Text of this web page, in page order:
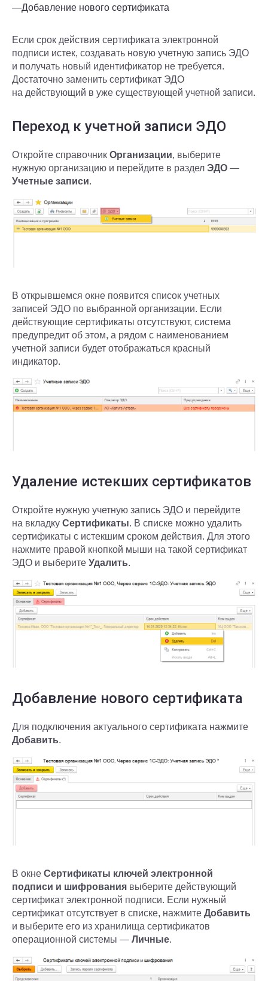
—Добавление нового сертификата
Если срок действия сертификата электронной
подписи истек, создавать новую учетную запись ЭДО
и получать новый идентификатор не требуется.
Достаточно заменить сертификат ЭДО
на действующий в уже существующей учетной записи.
Переход к учетной записи ЭДО
Откройте справочник Организации, выберите
нужную организацию и перейдите в раздел ЭДО —
Учетные записи.
В открывшемся окне появится список учетных
записей ЭДО по выбранной организации. Если
действующие сертификаты отсутствуют, система
предупредит об этом, а рядом с наименованием
учетной записи будет отображаться красный
индикатор.
Удаление истекших сертификатов
Откройте нужную учетную запись ЭДО и перейдите
на вкладку Сертификаты. В списке можно удалить
сертификаты с истекшим сроком действия. Для этого
нажмите правой кнопкой мыши на такой сертификат
ЭДО и выберите Удалить.
Добавление нового сертификата
Для подключения актуального сертификата нажмите
Добавить.
В окне Сертификаты ключей электронной
подписи и шифрования выберите действующий
сертификат электронной подписи. Если нужный
сертификат отсутствует в списке, нажмите Добавить
и выберите его из хранилища сертификатов
операционной системы — Личные.